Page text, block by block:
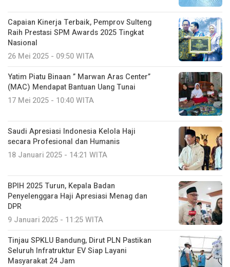
Capaian Kinerja Terbaik, Pemprov Sulteng
Raih Prestasi SPM Awards 2025 Tingkat
Nasional
26 Mei 2025 - 09:50 WITA
Yatim Piatu Binaan ” Marwan Aras Center”
(MAC) Mendapat Bantuan Uang Tunai
17 Mei 2025 - 10:40 WITA
Saudi Apresiasi Indonesia Kelola Haji
secara Profesional dan Humanis
18 Januari 2025 - 14:21 WITA
BPIH 2025 Turun, Kepala Badan
Penyelenggara Haji Apresiasi Menag dan
DPR
9 Januari 2025 - 11:25 WITA
Tinjau SPKLU Bandung, Dirut PLN Pastikan
Seluruh Infratruktur EV Siap Layani
Masyarakat 24 Jam